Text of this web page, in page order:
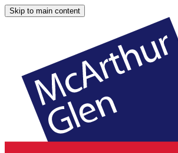
Skip to main content